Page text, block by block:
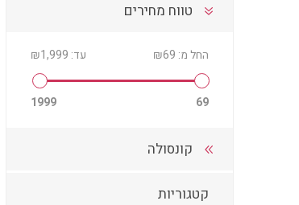
טווח מחירים
החל מ: ₪69 עד: ₪1,999
69
1999
קונסולה
קטגוריות